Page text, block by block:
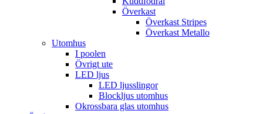
Överkast
Överkast Stripes
Överkast Metallo
Utomhus
I poolen
Övrigt ute
LED ljus
LED ljusslingor
Blockljus utomhus
Okrossbara glas utomhus